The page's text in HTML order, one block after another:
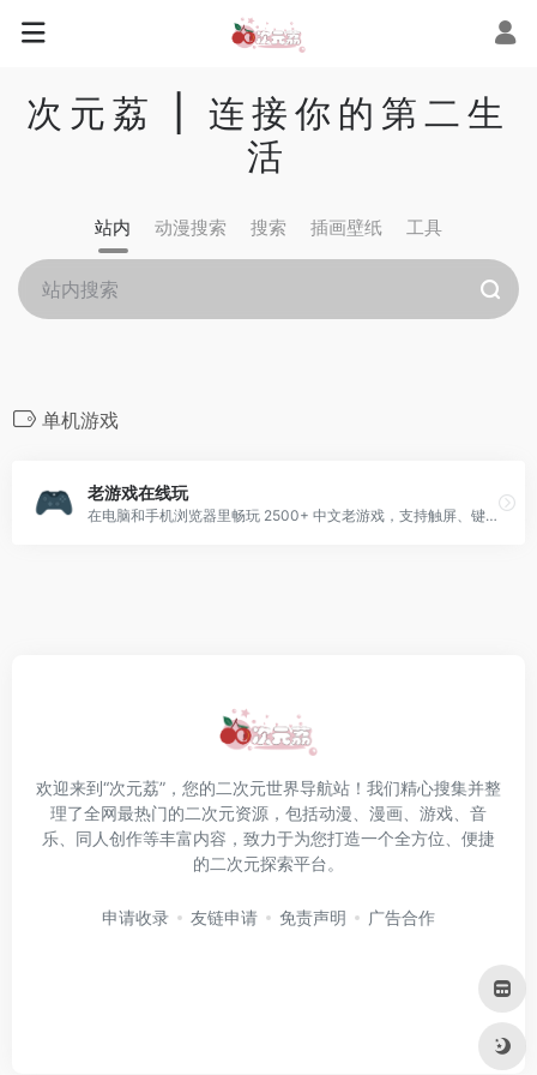
次元荔 | 连接你的第二生
活
站内 动漫搜索 搜索 插画壁纸 工具
单机游戏
老游戏在线玩
在电脑和手机浏览器里畅玩 2500+ 中文老游戏，支持触屏、键盘、存档！包括 FC, SFC, N64, GB, GBC, GBA, NDS 等多种游戏机平台。
欢迎来到“次元荔”，您的二次元世界导航站！我们精心搜集并整
理了全网最热门的二次元资源，包括动漫、漫画、游戏、音
乐、同人创作等丰富内容，致力于为您打造一个全方位、便捷
的二次元探索平台。
申请收录 友链申请 免责声明 广告合作